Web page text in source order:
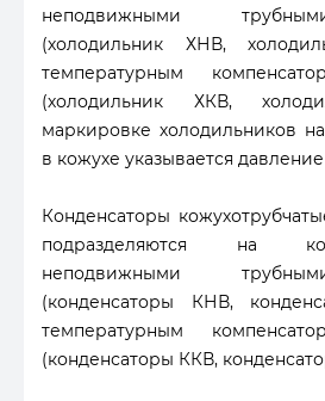
неподвижными
(холодильник ХНВ,
температурным
(холодильник ХКВ,
маркировке холодильников
в кожухе указывается
Конденсаторы
подразделяются на
неподвижными
(конденсаторы КНВ,
температурным
(конденсаторы ККВ,